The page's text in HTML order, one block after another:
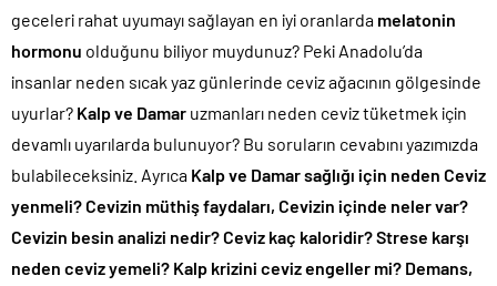
geceleri rahat uyumayı sağlayan en iyi oranlarda melatonin
hormonu olduğunu biliyor muydunuz? Peki Anadolu’da
insanlar neden sıcak yaz günlerinde ceviz ağacının gölgesinde
uyurlar? Kalp ve Damar uzmanları neden ceviz tüketmek için
devamlı uyarılarda bulunuyor? Bu soruların cevabını yazımızda
bulabileceksiniz. Ayrıca Kalp ve Damar sağlığı için neden Ceviz
yenmeli? Cevizin müthiş faydaları, Cevizin içinde neler var?
Cevizin besin analizi nedir? Ceviz kaç kaloridir? Strese karşı
neden ceviz yemeli? Kalp krizini ceviz engeller mi? Demans,